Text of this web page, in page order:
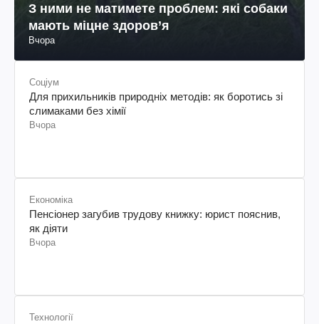
З ними не матимете проблем: які собаки
мають міцне здоров’я
Вчора
Соціум
Для прихильників природніх методів: як боротись зі
слимаками без хімії
Вчора
Економіка
Пенсіонер загубив трудову книжку: юрист пояснив,
як діяти
Вчора
Технології